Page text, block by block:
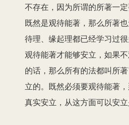
不存在，因为所谓的所著一
既然是观待能著，那么所著
待理、缘起理都已经学习过
观待能著才能够安立，如果
的话，那么所有的法都叫所
立的。既然必须要观待能著
真实安立，从这方面可以安立